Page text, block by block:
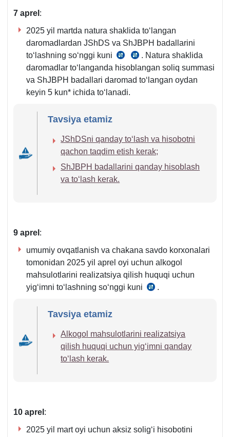
2-
q.
1-
b.
7 aprel :
2025 yil martda natura shaklida toʻlangan
daromadlardan JShDS va ShJBPH badallarini
toʻlashning soʻnggi kuni
SK
390-
m.
2-
Nizom
6-
b.,
raqami
3577-
son.
. Natura shaklida
daromadlar toʻlanganda hisoblangan soliq summasi
va ShJBPH badallari daromad toʻlangan oydan
keyin 5 kun* ichida toʻlanadi.
Tavsiya etamiz
JShDSni qanday toʻlash va hisobotni
qachon taqdim etish kerak;
ShJBPH badallarini qanday hisoblash
va toʻlash kerak.
9 aprel :
umumiy ovqatlanish va chakana savdo korхonalari
tomonidan 2025 yil aprel oyi uchun alkogol
mahsulotlarini realizatsiya qilish huquqi uchun
yigʻimni toʻlashning soʻnggi kuni
SK
q.
.
Tavsiya etamiz
Alkogol mahsulotlarini realizatsiya
qilish huquqi uchun yigʻimni qanday
toʻlash kerak.
10 aprel :
2025 yil mart oyi uchun aksiz soligʻi hisobotini